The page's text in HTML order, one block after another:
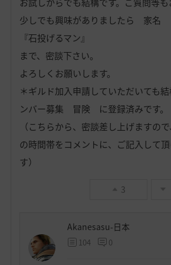
少しでも興味がありましたら 家名
『石投げるマン』
まで、密談下さい。
よろしくお願いします。
＊ギルド加入申請していただいても
ンバー募集 冒険 に登録済みです。
（こちらから、密談差し上げますの
の時間帯をコメントに、ご記入して
す）
3
Akanesasu-日本
104 0